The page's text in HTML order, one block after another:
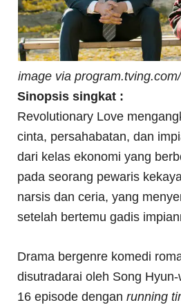
image via
Sinopsis singkat :
Revolutionary Love
cinta, persahabatan, dan
dari kelas ekonomi yang
pada seorang pewaris
narsis dan ceria, yang
setelah bertemu gadis
Drama bergenre komedi
disutradarai oleh Song
16 episode denganrunning